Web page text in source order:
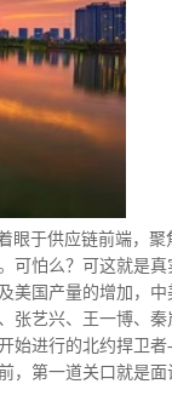
眼于供应链前端，
可怕么？可这就是
美国产量的增加，
张艺兴、王一博、
始进行的北约捍卫
，第一道关口就是